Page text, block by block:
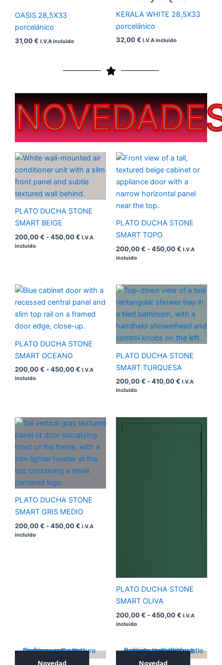
OASIS 28,5X33
porcelánico
31,00€ I.V.A incluido
KERALA WHITE 28,5X33
porcelánico
32,00€ I.V.A incluido
PLATO DUCHA STONE
SMART BEIGE
200,00€ -450,00€
Rango
precios:
desde
200,00 €
hasta
I.V.A
incluido
PLATO DUCHA STONE
SMART TOPO
200,00€ -450,00€
Rango
de
precios:
desde
200,00 €
hasta
I.V.A
incluido
PLATO DUCHA STONE
SMART OCEANO
200,00€ -450,00€
Rango
precios:
desde
hasta
I.V.A
incluido
PLATO DUCHA STONE
SMART TURQUESA
200,00€ -410,00€
Rango
precios:
desde
200,00 €
hasta
410,00 €
I.V.A
incluido
PLATO DUCHA STONE
SMART GRIS MEDIO
200,00€ -450,00€
Rango
precios:
desde
200,00 €
hasta
450,00 €
I.V.A
incluido
PLATO DUCHA STONE
SMART OLIVA
200,00€ -450,00€ I.V.A
incluido
Novedad
Novedad